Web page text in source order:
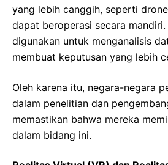
yang lebih canggih, seperti
dapat beroperasi secara
digunakan untuk menganalisis
membuat keputusan yang lebih
Oleh karena itu, negara-negara
dalam penelitian dan
memastikan bahwa mereka
dalam bidang ini.